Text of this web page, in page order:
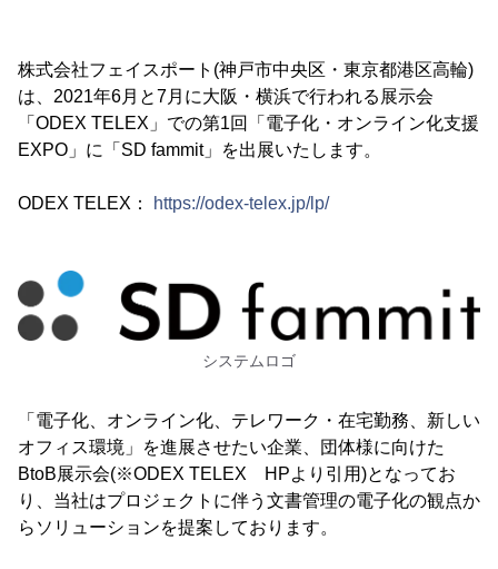
株式会社フェイスポート(神戸市中央区・東京都港区高輪)
は、2021年6月と7月に大阪・横浜で行われる展示会
「ODEX TELEX」での第1回「電子化・オンライン化支援
EXPO」に「SD fammit」を出展いたします。
ODEX TELEX： https://odex-telex.jp/lp/
システムロゴ
「電子化、オンライン化、テレワーク・在宅勤務、新しい
オフィス環境」を進展させたい企業、団体様に向けた
BtoB展示会(※ODEX TELEX HPより引用)となってお
り、当社はプロジェクトに伴う文書管理の電子化の観点か
らソリューションを提案しております。